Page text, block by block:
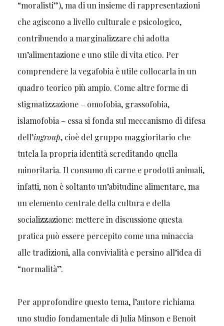
“moralisti”), ma di un insieme di rappresentazioni
che agiscono a livello culturale e psicologico,
contribuendo a marginalizzare chi adotta
un’alimentazione e uno stile di vita etico. Per
comprendere la vegafobia è utile collocarla in un
quadro teorico più ampio. Come altre forme di
stigmatizzazione – omofobia, grassofobia,
islamofobia – essa si fonda sul meccanismo di difesa
dell’ingroup, cioè del gruppo maggioritario che
tutela la propria identità screditando quella
minoritaria. Il consumo di carne e prodotti animali,
infatti, non è soltanto un’abitudine alimentare, ma
un elemento centrale della cultura e della
socializzazione: mettere in discussione questa
pratica può essere percepito come una minaccia
alle tradizioni, alla convivialità e persino all’idea di
“normalità”.
Per approfondire questo tema, l’autore richiama
uno studio fondamentale di Julia Minson e Benoit